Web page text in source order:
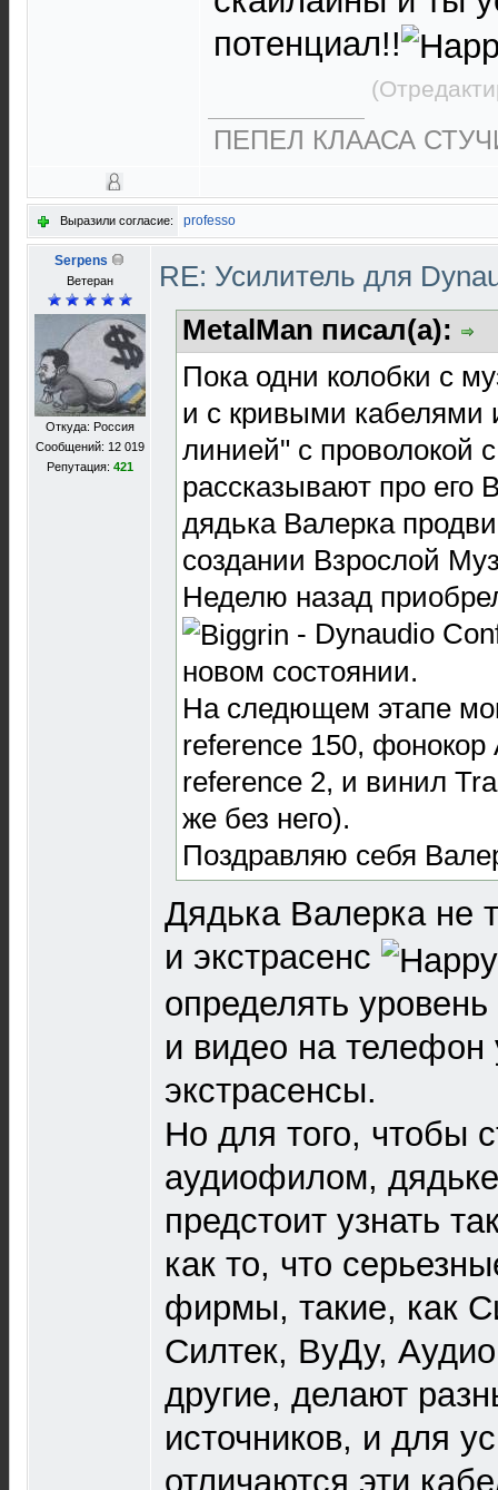
потенциал!!
ПЕПЕЛ КЛААСА
Выразили согласие: professo
Serpens
Ветеран
Откуда: Россия
Сообщений: 12 019
Репутация: 421
RE: Усилитель для
MetalMan писал(а):
Пока одни колобки с
и с кривыми кабелями
линией" с проволокой
рассказывают про его
дядька Валерка
создании Взрослой
Неделю назад
- Dynaudio
новом состоянии.
На следющем этапе
reference 150, фонокор
reference 2, и винил
же без него).
Поздравляю себя
Дядька Валерка не
и экстрасенс
определять
и видео на телефон
экстрасенсы.
Но для того, чтобы
аудиофилом,
предстоит узнать
как то, что
фирмы, такие, как
Силтек, ВуДу,
другие, делают
источников, и для
отличаются эти